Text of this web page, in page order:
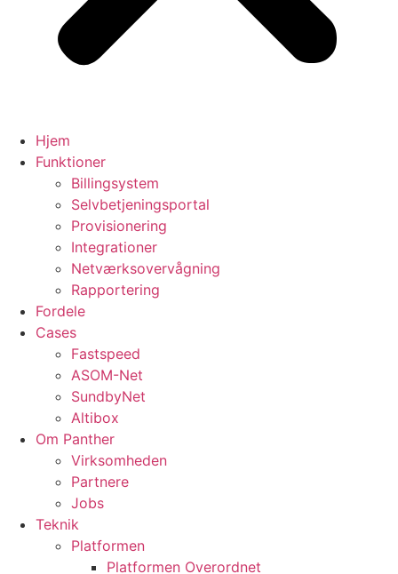
Hjem
Funktioner
Billingsystem
Selvbetjeningsportal
Provisionering
Integrationer
Netværksovervågning
Rapportering
Fordele
Cases
Fastspeed
ASOM-Net
SundbyNet
Altibox
Om Panther
Virksomheden
Partnere
Jobs
Teknik
Platformen
Platformen Overordnet